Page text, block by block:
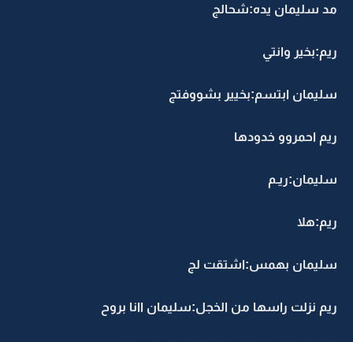
مد سليمان يده:شحالج
ريم:بخير وانتي
سليمان ابتسم:بخيير بشووفتج
ريم احمروو خدودها
سليمان:ريـم
ريم:هلا
سليمان بهمس:اشتقت لج
ريم نزلت راسها من الخجل:سليمان اانا بروح